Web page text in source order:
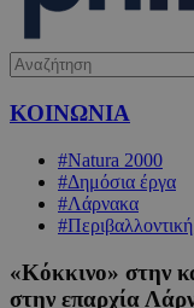
ΚΟΙΝΩΝΙΑ
#Natura 2000
#Δημόσια έργα
#Λάρνακα
«Κόκκινο» στην
στην επαρχία